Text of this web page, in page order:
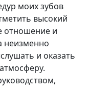
моих зубов
высокий
отношение и
неизменно
и оказать